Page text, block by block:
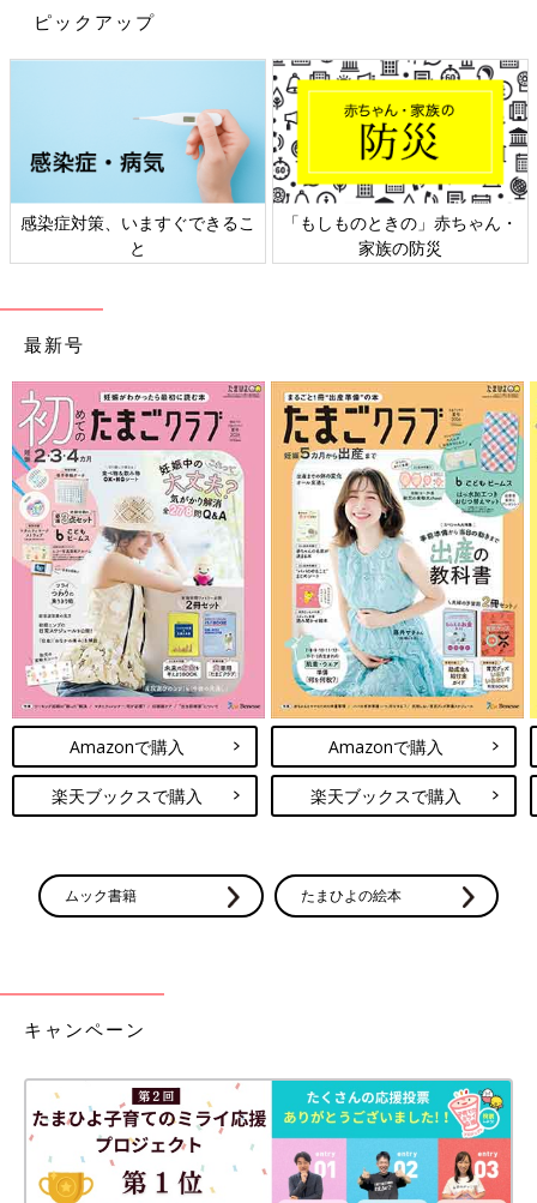
な？なんて心配しすぎるよりはあげられるうちは授乳しようと気
ませんよ。
【突然過ぎて寂しかった】
うちもあと2週間程で1歳の娘がいます。先月11日を最後に卒乳
しました。その数日前までは「パイパイするー？」って聞くと嬉
しそうにあぅあぅ近づいて来てたのにアッサリサッパリ卒業を迎
えました……。突然過ぎてかなり淋しかったです。
【まだまだなんて思っていたら】
時間あいていました。珍しくお昼ご飯いっぱい食べたからかな。
うやってちょっとずつおっぱいの回数も時間も減っていくんだろ
うなぁとしみじみ思いました。 今のおっぱいタイムをしっかり
噛みしめたいと思います。
初めての育児では何もかもが不安でいっぱいですし、ほかの家庭
と同じようになっていないと焦ってしまうことも。でも授乳に関
しては、断乳する必要が無い限りはママと赤ちゃんが納得してか
らで良さそうです。いつかは授乳も終わりを迎えます。その貴重
な時間を大切にしてくださいね。
※投稿内容は投稿者の個人的な見解・体験に基づくものですの
で、あくまでもアドバイスとして参考にしていただき、症状など
については医療機関にご確認ください。
※文中のコメントはすべて、『ウィメンズパーク』の投稿からの
抜粋です。
※この記事は「たまひよONLINE」で過去に公開されたもので
す。
ピックアップ
感染症対策、いますぐできるこ
と
「もしものときの」赤ちゃん・
家族の防災
最新号
Amazonで購入
楽天ブックスで購入
Amazonで購入
楽天ブックスで購入
ムック書籍 たまひよの絵本
キャンペーン